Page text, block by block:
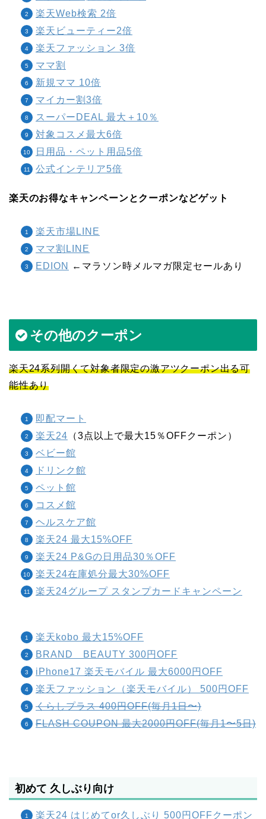
楽天Web検索 2倍
楽天ビューティー2倍
楽天ファッション 3倍
ママ割
新規ママ 10倍
マイカー割3倍
スーパーDEAL 最大＋10％
対象コスメ最大6倍
日用品・ペット用品5倍
公式インテリア5倍
楽天のお得なキャンペーンとクーポンなどゲット
楽天市場LINE
ママ割LINE
EDION
←マラソン時メルマガ限定セールあり
その他のクーポン
楽天24系列開くて対象者限定の激アツクーポン出る可
能性あり
即配マート
楽天24 （3点以上で最大15％OFFクーポン）
ベビー館
ドリンク館
ペット館
コスメ館
ヘルスケア館
楽天24 最大15%OFF
楽天24 P&Gの日用品30％OFF
楽天24在庫処分最大30%OFF
楽天24グループ スタンプカードキャンペーン
楽天kobo 最大15%OFF
BRAND BEAUTY 300円OFF
iPhone17 楽天モバイル 最大6000円OFF
楽天ファッション（楽天モバイル） 500円OFF
くらしプラス 400円OFF(毎月1日〜)
FLASH COUPON 最大2000円OFF(毎月1〜5日)
初めて 久しぶり向け
楽天24 はじめてor久しぶり 500円OFFクーポン